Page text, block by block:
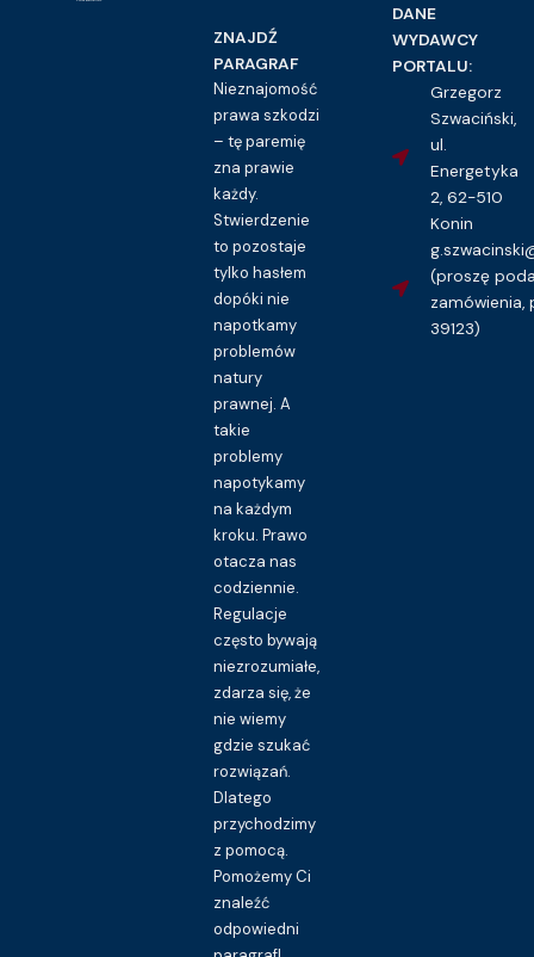
ZNAJDŹ
PARAGRAF
Nieznajomość
prawa szkodzi
– tę paremię
zna prawie
każdy.
Stwierdzenie
to pozostaje
tylko hasłem
dopóki nie
napotkamy
problemów
natury
prawnej. A
takie
problemy
napotykamy
na każdym
kroku. Prawo
otacza nas
codziennie.
Regulacje
często bywają
niezrozumiałe,
zdarza się, że
nie wiemy
gdzie szukać
rozwiązań.
Dlatego
przychodzimy
z pomocą.
Pomożemy Ci
znaleźć
odpowiedni
DANE
WYDAWCY
PORTALU:
Grzegorz
Szwaciński,
ul.
Energetyka
2, 62-510
Konin
(proszę
zamówienia,
39123)